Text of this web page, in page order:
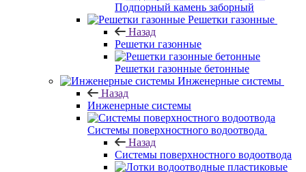
Подпорный камень заборный
Решетки газонные
Назад
Решетки газонные
Решетки газонные бетонные
Инженерные системы
Назад
Инженерные системы
Системы поверхностного водоотвода
Назад
Системы поверхностного водоотвода